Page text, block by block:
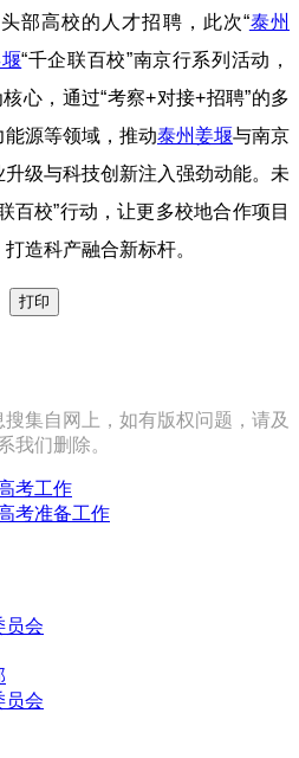
部高校的人才招聘，此次“泰州
“千企联百校”南京行系列活动，
心，通过“考察+对接+招聘”的多
源等领域，推动泰州姜堰与南京
级与科技创新注入强劲动能。未
百校”行动，让更多校地合作项目
造科产融合新标杆。
打印
集自网上，如有版权问题，请及
我们删除。
考工作
考准备工作
员会
员会